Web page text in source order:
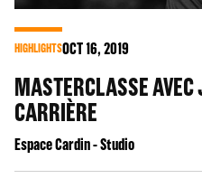
HIGHLIGHTSOCT16, 2019
MASTERCLASSE
CARRIÈRE
Espace Cardin - Studio